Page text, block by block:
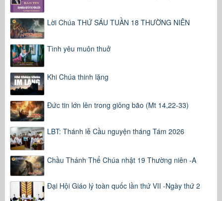
Lời Chúa THỨ SÁU TUẦN 18 THƯỜNG NIÊN
Tình yêu muôn thuở
Khi Chúa thinh lặng
Đức tin lớn lên trong giông bão (Mt 14,22-33)
LBT: Thánh lễ Cầu nguyện tháng Tám 2026
Chầu Thánh Thể Chúa nhật 19 Thường niên -A
Đại Hội Giáo lý toàn quốc lần thứ VII -Ngày thứ 2